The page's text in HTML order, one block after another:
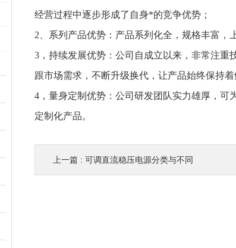
经营过程中逐步形成了自身*的竞争优势 ；
2、系列产品优势：产品系列化全，规格丰富，
3，持续发展优势： 公司自成立以来， 非常注重
跟市场需求，不断升级换代， 让产品始终保持
4，量身定制优势：公司研发团队实力雄厚，
定制化产品。
上一篇 : 可调直流稳压电源分类与不同